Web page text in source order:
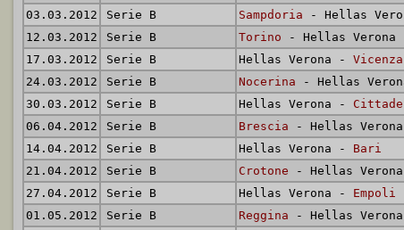
03.03.2012
Serie B Sampdoria - Hellas
12.03.2012
Serie B Torino - Hellas Verona
17.03.2012
Serie B Hellas Verona - Vicenza
24.03.2012
Serie B Nocerina - Hellas
30.03.2012
Serie B Hellas Verona -
06.04.2012
Serie B Brescia - Hellas Verona
14.04.2012
Serie B Hellas Verona - Bari
21.04.2012
Serie B Crotone - Hellas Verona
27.04.2012
Serie B Hellas Verona - Empoli
01.05.2012
Serie B Reggina - Hellas Verona